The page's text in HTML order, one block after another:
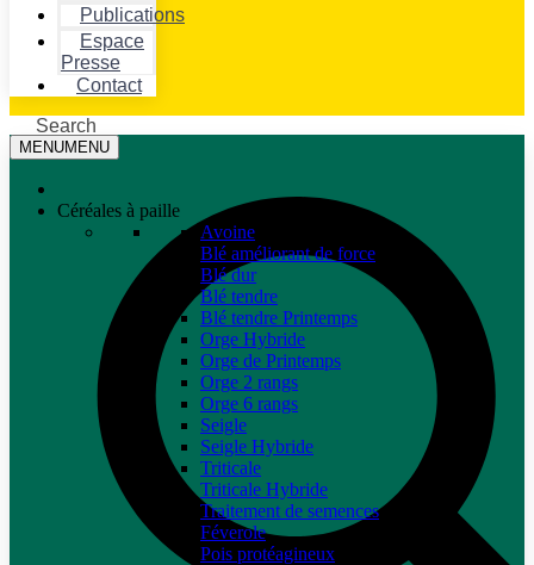
Publications
Espace
Presse
Contact
Search
MENUMENU
Céréales à paille
Avoine
Blé améliorant de force
Blé dur
Blé tendre
Blé tendre Printemps
Orge Hybride
Orge de Printemps
Orge 2 rangs
Orge 6 rangs
Seigle
Seigle Hybride
Triticale
Triticale Hybride
Traitement de semences
Féverole
Pois protéagineux